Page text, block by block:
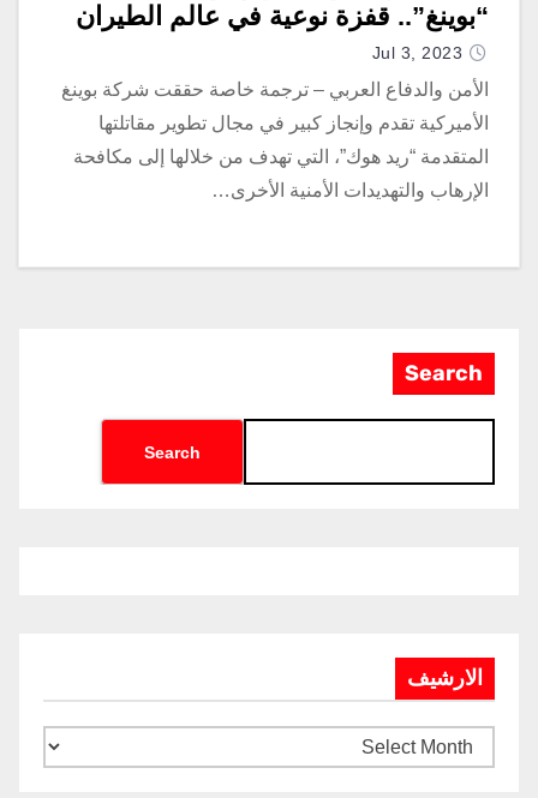
“بوينغ”.. قفزة نوعية في عالم الطيران
Jul 3, 2023
الأمن والدفاع العربي – ترجمة خاصة حققت شركة بوينغ
الأميركية تقدم وإنجاز كبير في مجال تطوير مقاتلتها
المتقدمة “ريد هوك”، التي تهدف من خلالها إلى مكافحة
الإرهاب والتهديدات الأمنية الأخرى…
Search
Search
الارشيف